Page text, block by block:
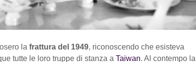
la frattura del 1949, riconoscendo che esisteva
tutte le loro truppe di stanza a Taiwan. Al contempo la